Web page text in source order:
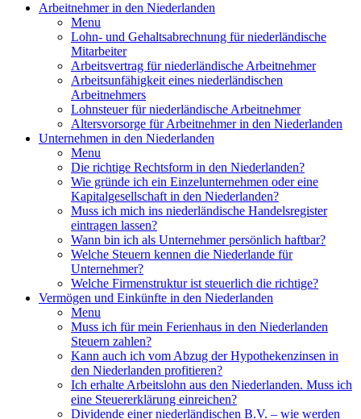
Arbeitnehmer in den Niederlanden
Menu
Lohn- und Gehaltsabrechnung für niederländische
Mitarbeiter
Arbeitsvertrag für niederländische Arbeitnehmer
Arbeitsunfähigkeit eines niederländischen
Arbeitnehmers
Lohnsteuer für niederländische Arbeitnehmer
Altersvorsorge für Arbeitnehmer in den Niederlanden
Unternehmen in den Niederlanden
Menu
Die richtige Rechtsform in den Niederlanden?
Wie gründe ich ein Einzelunternehmen oder eine
Kapitalgesellschaft in den Niederlanden?
Muss ich mich ins niederländische Handelsregister
eintragen lassen?
Wann bin ich als Unternehmer persönlich haftbar?
Welche Steuern kennen die Niederlande für
Unternehmer?
Welche Firmenstruktur ist steuerlich die richtige?
Vermögen und Einkünfte in den Niederlanden
Menu
Muss ich für mein Ferienhaus in den Niederlanden
Steuern zahlen?
Kann auch ich vom Abzug der Hypothekenzinsen in
den Niederlanden profitieren?
Ich erhalte Arbeitslohn aus den Niederlanden. Muss ich
eine Steuererklärung einreichen?
Dividende einer niederländischen B.V. – wie werden